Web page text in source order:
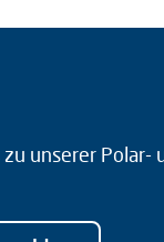
unserer Polar-